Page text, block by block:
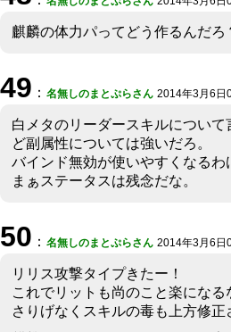
麒麟の体力パってどう作るんだろ
49 ： 名無しのまとぷらさん 2014年3月6日
白メタのリーダースキルについ
ど副属性については強いだろ。
バインド無効が使いやすくなるわ
まぁステータスは残念だな。
50 ： 名無しのまとぷらさん 2014年3月6日
リリス攻撃タイプきたー！
これでリットも尚のこと楽になる
さりげなくスキルの毒も上方修正